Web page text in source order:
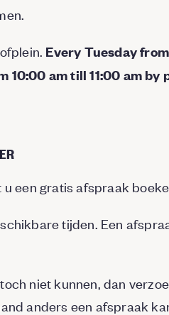
Every Tuesday
10:00 am till 11:00 am by
een gratis afspraak
tijden. Een
niet kunnen, dan
anders een afspraak